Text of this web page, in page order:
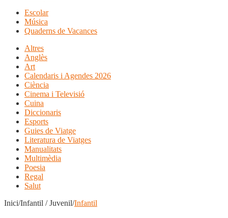
Escolar
Música
Quaderns de Vacances
Altres
Anglès
Art
Calendaris i Agendes 2026
Ciència
Cinema i Televisió
Cuina
Diccionaris
Esports
Guies de Viatge
Literatura de Viatges
Manualitats
Multimèdia
Poesia
Regal
Salut
Inici/Infantil / Juvenil/Infantil